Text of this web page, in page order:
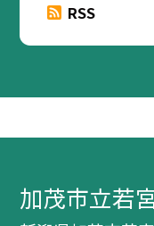
RSS
加茂市立若